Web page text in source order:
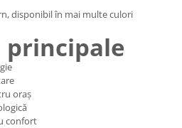
disponibil în mai multe culori
oraș
confort